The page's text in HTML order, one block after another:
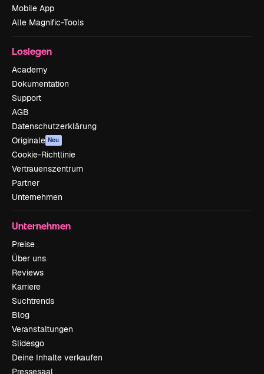
Mobile App
Alle Magnific-Tools
Loslegen
Academy
Dokumentation
Support
AGB
Datenschutzerklärung
Originale Neu
Cookie-Richtlinie
Vertrauenszentrum
Partner
Unternehmen
Unternehmen
Preise
Über uns
Reviews
Karriere
Suchtrends
Blog
Veranstaltungen
Slidesgo
Deine Inhalte verkaufen
Pressesaal